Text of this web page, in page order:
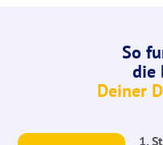
So
die
Deiner
1.